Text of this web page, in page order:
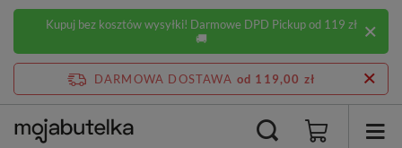
Kupuj bez kosztów wysyłki! Darmowe DPD Pickup od 119 zł
🚚
DARMOWA DOSTAWA od 119,00 zł